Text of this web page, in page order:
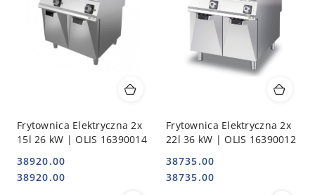
Frytownica Elektryczna 2x
15l 26 kW | OLIS 16390014
Cena:
38920.00
Cena:
38920.00
Frytownica Elektryczna 2x
22l 36 kW | OLIS 16390012
Cena:
38735.00
Cena:
38735.00